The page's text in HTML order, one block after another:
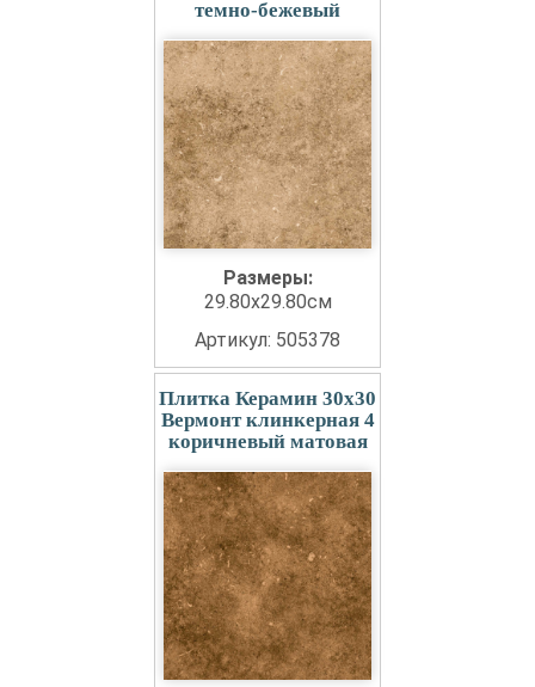
темно-бежевый
Размеры:
29.80x29.80см
Артикул: 505378
Плитка Керамин 30x30
Вермонт клинкерная 4
коричневый матовая